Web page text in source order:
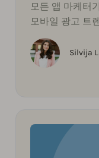
모든 앱 마케터
모바일 광고 트
Silvija